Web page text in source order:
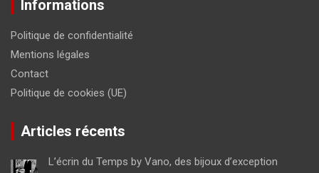
Informations
Politique de confidentialité
Mentions légales
Contact
Politique de cookies (UE)
Articles récents
L’écrin du Temps by Vano, des bijoux d’exception